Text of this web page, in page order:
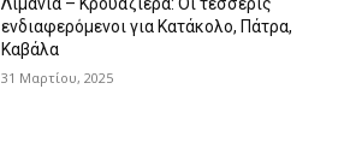
ενδιαφερόμενοι για Κατάκολο, Πάτρα,
Καβάλα
31 Μαρτίου, 2025